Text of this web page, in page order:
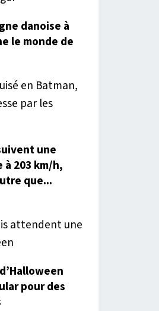
danoise à
le monde de
une
203 km/h,
que...
pour des